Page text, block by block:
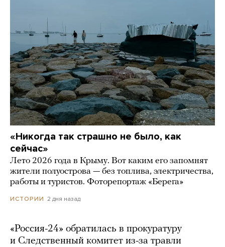
«Никогда так страшно не было, как
сейчас»
Лето 2026 года в Крыму. Вот каким его запомнят
жители полуострова — без топлива, электричества,
работы и туристов. Фоторепортаж «Берега»
ИСТОРИИ 2 дня назад
«Россия-24» обратилась в прокуратуру
и Следственный комитет из-за травли